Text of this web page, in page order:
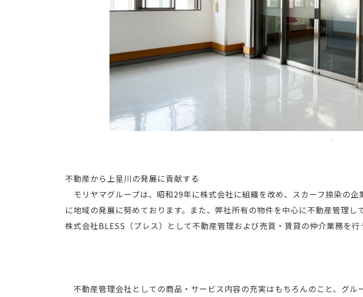
不動産から上星川の発展に貢献する
モリヤマグループは、昭和29年に株式会社に組織を改め、スカーフ捺染の
に地域の発展に努めております。また、弊社所有の物件を中心に不動産管理し
株式会社BLESS（ブレス）として不動産管理および売買・賃貸の仲介業務を行
不動産管理会社としての商品・サービス内容の充実はもちろんのこと、グ